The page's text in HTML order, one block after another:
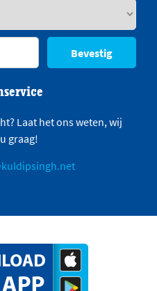
Bevestig
Laat het ons weten, wij
graag!